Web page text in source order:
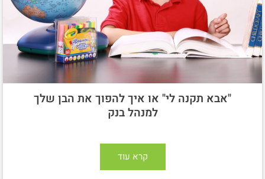
"אבא תקנה לי" או איך להפוך את הבן שלך
למנהל בנק
קרא עוד